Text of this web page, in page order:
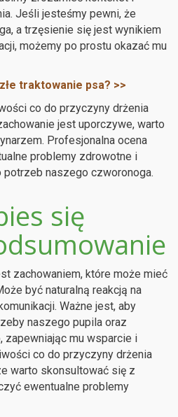
Jeśli jesteśmy pewni, że
a trzęsienie się jest wynikiem
możemy po prostu okazać mu
traktowanie psa? >>
co do przyczyny drżenia
jest uporczywe, warto
Profesjonalna ocena
problemy zdrowotne i
naszego czworonoga.
się
zachowaniem, które może mieć
być naturalną reakcją na
Ważne jest, aby
naszego pupila oraz
zapewniając mu wsparcie i
co do przyczyny drżenia
warto skonsultować się z
ewentualne problemy